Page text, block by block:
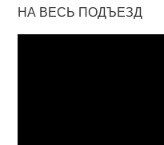
НА ВЕСЬ ПОДЪЕЗД